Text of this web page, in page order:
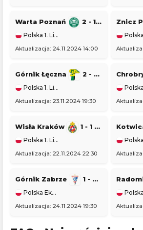
Warta Poznań 2 - 1 Pogoń
Polska 1. Liga
Aktualizacja: 24.11.2024 14:00
Znicz
Polska
Górnik Łęczna 2 - 2 GKS
Polska 1. Liga
Aktualizacja: 23.11.2024 19:30
Polska
Wisła Kraków 1 - 1 Stal
Polska 1. Liga
Aktualizacja: 22.11.2024 22:30
Polska
Górnik Zabrze 1 - 0 Piast
Polska Ekstraklasa
Aktualizacja: 24.11.2024 19:30
Polska